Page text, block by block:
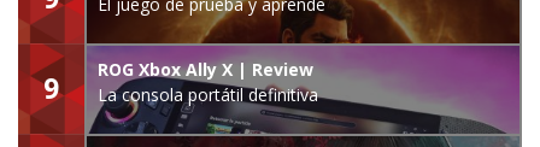
El juego de prueba y aprende
9
ROG Xbox Ally X | Review
La consola portátil definitiva